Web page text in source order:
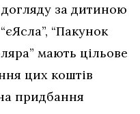
за дитиною
“Пакунок
мають цільове
цих коштів
придбання